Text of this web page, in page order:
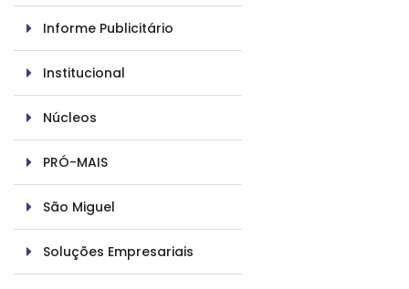
Informe Publicitário
Institucional
Núcleos
PRÓ-MAIS
São Miguel
Soluções Empresariais